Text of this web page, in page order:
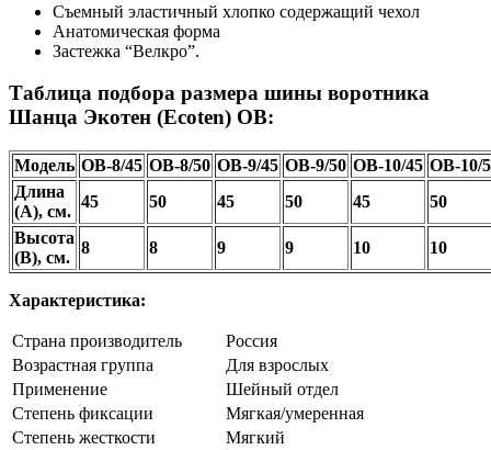
Съемный эластичный хлопко содержащий чехол
Анатомическая форма
Застежка “Велкро”.
Таблица подбора размера шины воротника
Шанца Экотен (Ecoten) ОВ:
Модель ОВ-8/45 ОВ-8/50 ОВ-9/45 ОВ-9/50 ОВ-10/45 ОВ-10/
Длина
(A), см.
45 50 45 50 45
50
Высота
(B), см.
8 8 9 9 10 10
Характеристика:
Страна производитель
Россия
Возрастная группа
Для взрослых
Применение
Шейный отдел
Степень фиксации
Мягкая/умеренная
Степень жесткости
Мягкий